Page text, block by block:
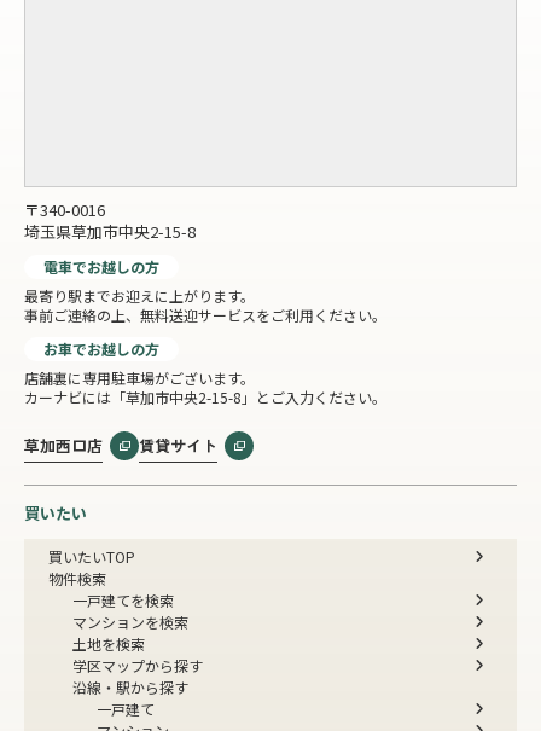
〒340-0016
埼玉県草加市中央2-15-8
電車でお越しの方
最寄り駅までお迎えに上がります。
事前ご連絡の上、無料送迎サービスをご利用ください。
お車でお越しの方
店舗裏に専用駐車場がございます。
カーナビには「草加市中央2-15-8」とご入力ください。
草加西口店 賃貸サイト
買いたい
買いたいTOP
物件検索
一戸建てを検索
マンションを検索
土地を検索
学区マップから探す
沿線・駅から探す
一戸建て